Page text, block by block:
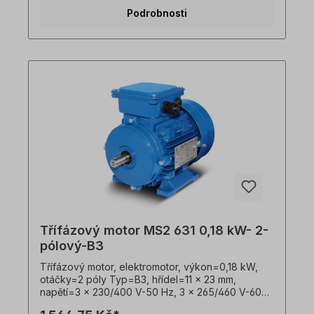
hmotnost=4,2 kg, poloha svorkovnice=nahoře
Kryt=hliníkový tlakový odlitek, Třída izolace=F
odšroubovat. Elektromotor je vhodný pro použití s
frekvenčními měniči a pro oba směry otáčení. V
souladu s VDE 0105 a IEC 364 smí veškeré práce
na elektrickém pohonu provádět pouze
kvalifikovaný personál Kvalifikovaný personál. V
případě úprav nebo speciálních provedení nám
zašlete poptávku. Užitečné rady týkající se
elektromotorů naleznete v sekci Často kladené
otázky. Všechny fotografie výrobků jsou
nezávazné příklady!Technické změny vyhrazeny.
Podrobnosti
Třífázový motor MS2 631 0,18 kW- 2-
pólový-B3
Třífázový motor, elektromotor, výkon=0,18 kW,
otáčky=2 póly Typ=B3, hřídel=11 x 23 mm,
napětí=3 x 230/400 V-50 Hz, 3 x 265/460 V-60